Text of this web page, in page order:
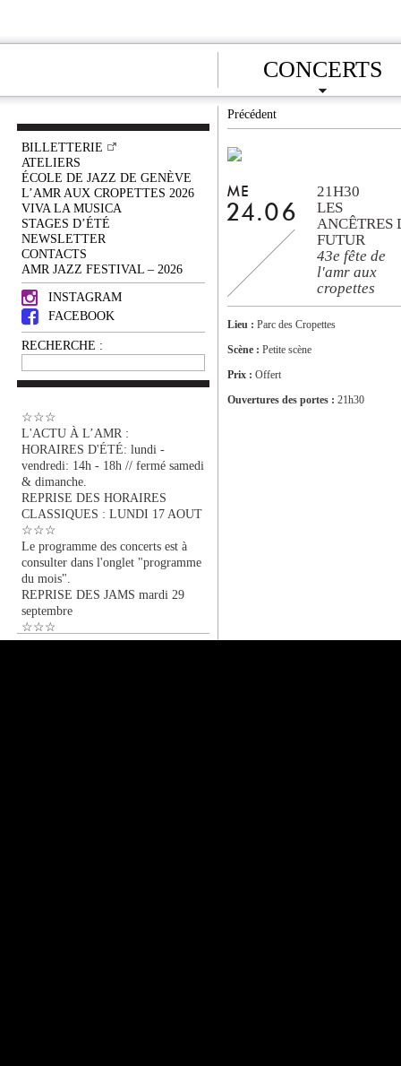
CONCERTS
BILLETTERIE
ATELIERS
ÉCOLE DE JAZZ DE GENÈVE
L’AMR AUX CROPETTES 2026
VIVA LA MUSICA
STAGES D’ÉTÉ
NEWSLETTER
CONTACTS
AMR JAZZ FESTIVAL – 2026
INSTAGRAM
FACEBOOK
RECHERCHE :
☆☆☆
L'ACTU À L’AMR :
HORAIRES D'ÉTÉ: lundi -
vendredi: 14h - 18h // fermé samedi
& dimanche.
REPRISE DES HORAIRES
CLASSIQUES : LUNDI 17 AOUT
☆☆☆
Le programme des concerts est à
consulter dans l'onglet "programme
du mois".
REPRISE DES JAMS mardi 29
septembre
☆☆☆
Précédent
ME
24.06
21H30
LES
ANCÊTRES
FUTUR
43e fête de
l'amr aux
cropettes
Lieu : Parc des Cropettes
Scène : Petite scène
Prix : Offert
Ouvertures des portes : 21h30